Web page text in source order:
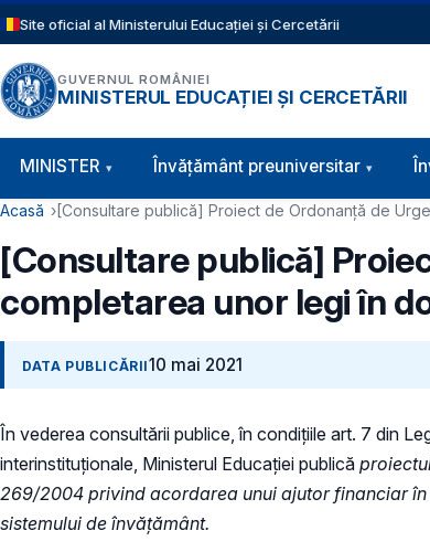
Sari la conținutul principal
Site oficial al Ministerului Educației și Cercetării
GUVERNUL ROMÂNIEI
MINISTERUL EDUCAȚIEI ȘI CERCETĂRII
Navigație principală
MINISTER Învăţământ preuniversitar
Cale de navigare
Acasă [Consultare publică] Proiect de Ordonanță de
[Consultare publică]
completarea unor legi în
DATA PUBLICĂRII10 mai 2021
În vederea consultării publice, în condiţiile art. 7 din
interinstituționale, Ministerul Educaţiei publică
269/2004 privind acordarea unui ajutor financiar
sistemului de învățământ.